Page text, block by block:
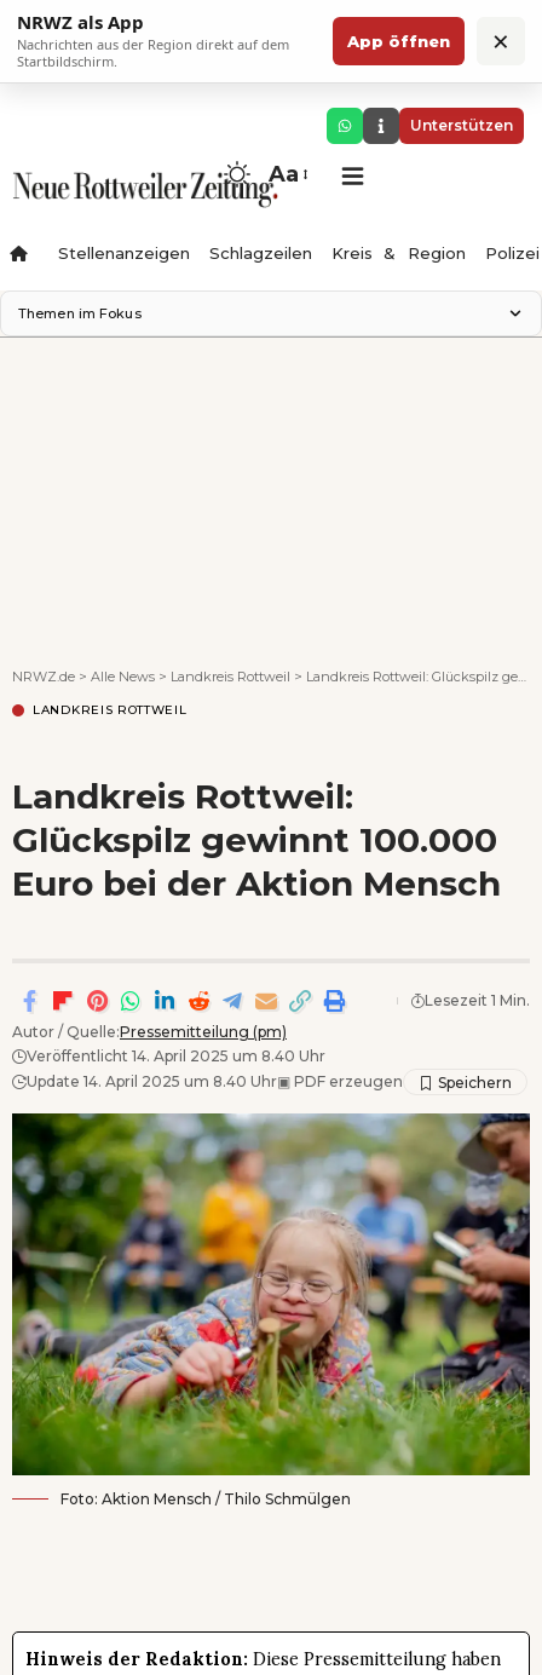
NRWZ als App
Nachrichten aus der Region direkt auf dem
Startbildschirm.
App öffnen ×
Unterstützen
Aa
Stellenanzeigen Schlagzeilen Kreis & Region Polizei
Themen im Fokus
NRWZ.de > Alle News > Landkreis Rottweil > Landkreis Rottweil: Glückspilz gewinnt 100.000 Euro bei der Aktion Mensch
LANDKREIS ROTTWEIL
Landkreis Rottweil:
Glückspilz gewinnt 100.000
Euro bei der Aktion Mensch
Autor / Quelle:Pressemitteilung (pm)
Veröffentlicht 14. April 2025 um 8.40 Uhr
Update 14. April 2025 um 8.40 Uhr▣ PDF erzeugen
Lesezeit 1 Min.
Foto: Aktion Mensch / Thilo Schmülgen
Hinweis der Redaktion: Diese Pressemitteilung haben